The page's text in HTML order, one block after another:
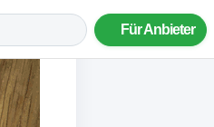
Für Anbieter